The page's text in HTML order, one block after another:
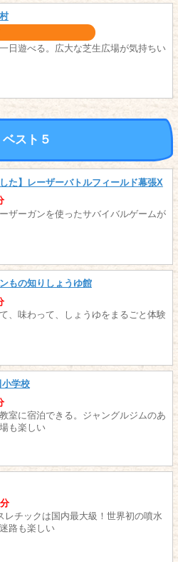
日遊べる。広大な芝生広場が気持ちい
スト５
した】レーザーバトルフィールド幕張X
ザーガンを使ったサバイバルゲームが
もの知りしょうゆ館
、味わって、しょうゆをまるごと体験
学校
教室に宿泊できる。ジャングルジムのあ
も楽しい
レチックは国内最大級！世界初の噴水
路も楽しい